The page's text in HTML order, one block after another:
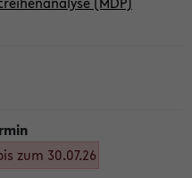
zum 30.07.26